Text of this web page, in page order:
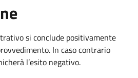
si conclude positivamente
In caso contrario
l’esito negativo.